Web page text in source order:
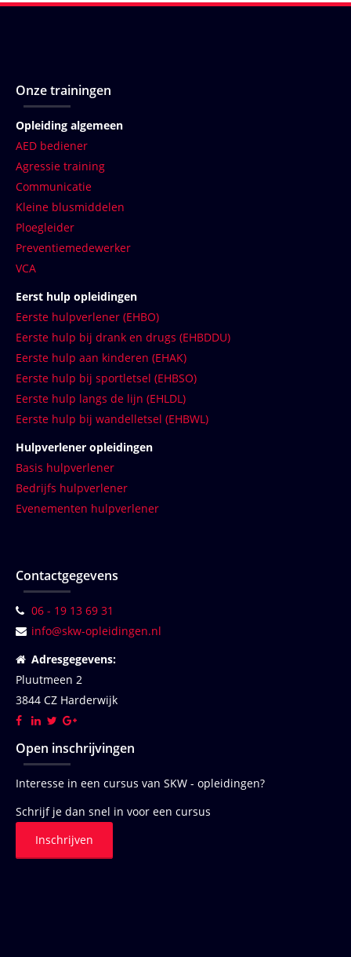
Onze trainingen
Opleiding algemeen
AED bediener
Agressie training
Communicatie
Kleine blusmiddelen
Ploegleider
Preventiemedewerker
VCA
Eerst hulp opleidingen
Eerste hulpverlener (EHBO)
Eerste hulp bij drank en drugs (EHBDDU)
Eerste hulp aan kinderen (EHAK)
Eerste hulp bij sportletsel (EHBSO)
Eerste hulp langs de lijn (EHLDL)
Eerste hulp bij wandelletsel (EHBWL)
Hulpverlener opleidingen
Basis hulpverlener
Bedrijfs hulpverlener
Evenementen hulpverlener
Contactgegevens
06 - 19 13 69 31
info@skw-opleidingen.nl
Adresgegevens:
Pluutmeen 2
3844 CZ Harderwijk
Open inschrijvingen
Interesse in een cursus van SKW - opleidingen?
Schrijf je dan snel in voor een cursus
Inschrijven